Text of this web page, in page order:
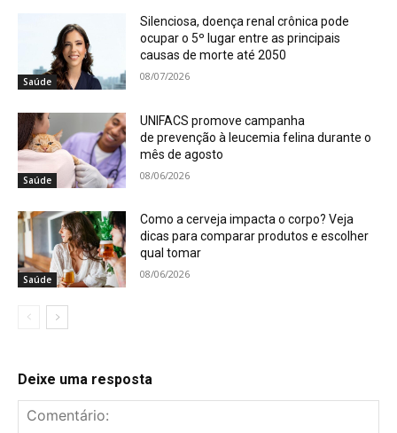
Saúde
Silenciosa, doença renal crônica pode
ocupar o 5º lugar entre as principais
causas de morte até 2050
08/07/2026
Saúde
UNIFACS promove campanha
de prevenção à leucemia felina durante o
mês de agosto
08/06/2026
Saúde
Como a cerveja impacta o corpo? Veja
dicas para comparar produtos e escolher
qual tomar
08/06/2026
Deixe uma resposta